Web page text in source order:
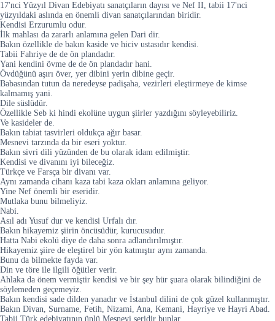
17'nci Yüzyıl Divan Edebiyatı sanatçıların dayısı ve Nef II, tabii 17'nci
yüzyıldaki aslında en önemli divan sanatçılarından biridir.
Kendisi Erzurumlu odur.
İlk mahlası da zararlı anlamına gelen Dari dir.
Bakın özellikle de bakın kaside ve hiciv ustasıdır kendisi.
Tabii Fahriye de de ön plandadır.
Yani kendini övme de de ön plandadır hani.
Övdüğünü aşırı över, yer dibini yerin dibine geçir.
Babasından tutun da neredeyse padişaha, vezirleri eleştirmeye de kimse
kalmamış yani.
Dile süslüdür.
Özellikle Seb ki hindi ekolüne uygun şiirler yazdığını söyleyebiliriz.
Ve kasideler de.
Bakın tabiat tasvirleri oldukça ağır basar.
Mesnevi tarzında da bir eseri yoktur.
Bakın sivri dili yüzünden de bu olarak idam edilmiştir.
Kendisi ve divanını iyi bileceğiz.
Türkçe ve Farsça bir divanı var.
Aynı zamanda cihanı kaza tabi kaza okları anlamına geliyor.
Yine Nef önemli bir eseridir.
Mutlaka bunu bilmeliyiz.
Nabi.
Asıl adı Yusuf dur ve kendisi Urfalı dır.
Bakın hikayemiz şiirin öncüsüdür, kurucusudur.
Hatta Nabi ekolü diye de daha sonra adlandırılmıştır.
Hikayemiz şiire de eleştirel bir yön katmıştır aynı zamanda.
Bunu da bilmekte fayda var.
Din ve töre ile ilgili öğütler verir.
Ahlaka da önem vermiştir kendisi ve bir şey hür şuara olarak bilindiğini de
söylemeden geçemeyiz.
Bakın kendisi sade dilden yanadır ve İstanbul dilini de çok güzel kullanmıştır.
Bakın Divan, Surname, Fetih, Nizami, Ana, Kemani, Hayriye ve Hayri Abad.
Tabii Türk edebiyatının ünlü Mesnevi seridir bunlar.